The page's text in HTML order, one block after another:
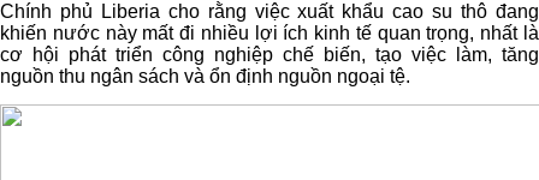
Chính phủ Liberia cho rằng việc xuất khẩu cao su thô đang
khiến nước này mất đi nhiều lợi ích kinh tế quan trọng, nhất là
cơ hội phát triển công nghiệp chế biến, tạo việc làm, tăng
nguồn thu ngân sách và ổn định nguồn ngoại tệ.